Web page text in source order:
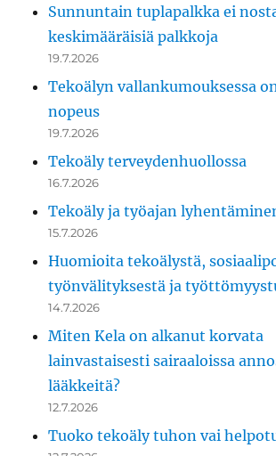
Sunnuntain tuplapalkka ei
keskimääräisiä palkkoja
19.7.2026
Tekoälyn vallankumouksessa
nopeus
19.7.2026
Tekoäly terveydenhuollossa
16.7.2026
Tekoäly ja työajan
15.7.2026
Huomioita tekoälystä,
työnvälityksestä ja
14.7.2026
Miten Kela on alkanut korvata
lainvastaisesti sairaaloissa
lääkkeitä?
12.7.2026
Tuoko tekoäly tuhon vai